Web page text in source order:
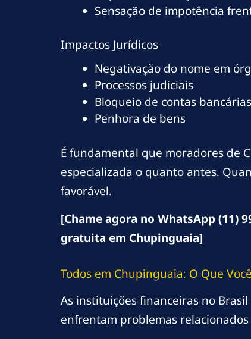
Sensação de impotência
Impactos Jurídicos
Negativação do nome em
Processos judiciais
Bloqueio de contas bancárias
Penhora de bens
É fundamental que moradores de
especializada o quanto antes.
favorável.
[Chame agora no WhatsApp (11)
gratuita em Chupinguaia]
Todos em Chupinguaia: O Que
As instituições financeiras no
enfrentam problemas